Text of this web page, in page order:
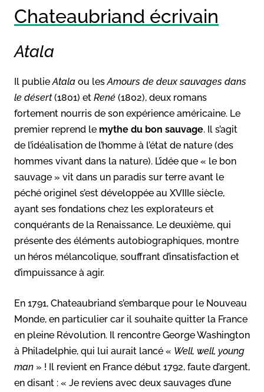
Chateaubriand écrivain
Atala
Il publieAtala ou lesAmours de deux sauvages dans
le désert(1801) et René (1802), deux romans
fortement nourris de son expérience américaine. Le
premier reprend le mythe du bon sauvage. Il s’agit
de l’idéalisation de l’homme à l’état de nature (des
hommes vivant dans la nature). L’idée que « le bon
sauvage » vit dans un paradis sur terre avant le
péché originel s’est développée au XVIIIe siècle,
ayant ses fondations chez les explorateurs et
conquérants de la Renaissance. Le deuxième, qui
présente des éléments autobiographiques, montre
un héros mélancolique, souffrant d’insatisfaction et
d’impuissance à agir.
En 1791, Chateaubriand s’embarque pour le Nouveau
Monde, en particulier car il souhaite quitter la France
en pleine Révolution. Il rencontre George Washington
à Philadelphie, qui lui aurait lancé « Well, well, young
man » ! Il revient en France début 1792, faute d’argent,
en disant : « Je reviens avec deux sauvages d’une